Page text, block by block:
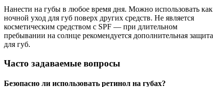
Нанести на губы в любое время дня. Можно использовать как
ночной уход для губ поверх других средств. Не является
косметическим средством с SPF — при длительном
пребывании на солнце рекомендуется дополнительная защита
для губ.
Часто задаваемые вопросы
Безопасно ли использовать ретинол на губах?